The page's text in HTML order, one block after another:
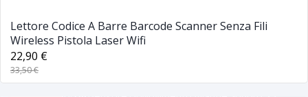
Lettore Codice A Barre Barcode Scanner Senza Fili
Wireless Pistola Laser Wifi
22,90 €
33,50 €